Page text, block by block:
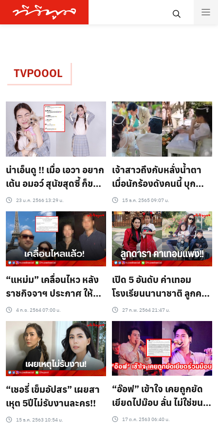
TVPOOOL
น่าเอ็นดู !! เมื่อ เอวา อยาก
เต้น อมอว์ สุนัขสุดซี้ ก็ขอ
เป็นผู้ชมที่ดีนั่งดูตาไม่กระ
พริบ
23 ม.ค. 2566 13:29 น.
เจ้าสาวถึงกับหลั่งน้ำตา
เมื่อนักร้องดังคนนี้ บุก
เซอร์ไพรส์!!
15 ธ.ค. 2565 09:07 น.
“แหม่ม” เคลื่อนไหว หลัง
ราชกิจจาฯ ประกาศ ให้
สามีเป็นบุคลล้มละลาย!!
4 ก.ย. 2564 07:00 น.
เปิด 5 อันดับ ค่าเทอม
โรงเรียนนานาชาติ ลูกคน
ดัง ที่แพงที่สุดในไทย!
27 ก.พ. 2564 21:47 น.
“เชอรี่ เข็มอัปสร” เผยสา
เหุต 5ปีไม่รับงานละคร!!
15 ธ.ค. 2563 10:54 น.
“อ๊อฟ” เข้าใจ เคยถูกยัด
เยียดไปม๊อบ ลั่น ไม่ใช่ขนม
หวาน!!
17 ต.ค. 2563 06:40 น.